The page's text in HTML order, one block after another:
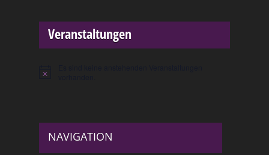
Veranstaltungen
Hinweis
NAVIGATION